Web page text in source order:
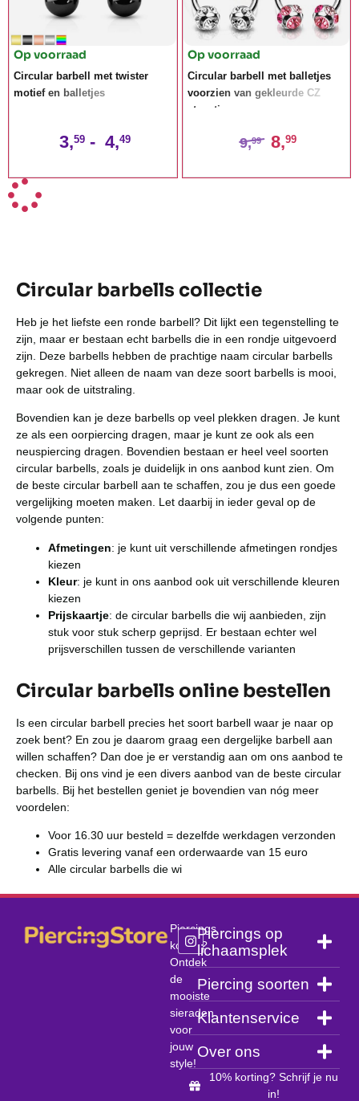
Op voorraad
Circular barbell met twister
motief en balletjes
3,59 - 4,49
Op voorraad
Circular barbell met balletjes
voorzien van gekleurde CZ
steentjes
9,99 8,99
Circular barbells collectie
Heb je het liefste een ronde barbell? Dit lijkt een tegenstelling te
zijn, maar er bestaan echt barbells die in een rondje uitgevoerd
zijn. Deze barbells hebben de prachtige naam circular barbells
gekregen. Niet alleen de naam van deze soort barbells is mooi,
maar ook de uitstraling.
Bovendien kan je deze barbells op veel plekken dragen. Je kunt
ze als een oorpiercing dragen, maar je kunt ze ook als een
neuspiercing dragen. Bovendien bestaan er heel veel soorten
circular barbells, zoals je duidelijk in ons aanbod kunt zien. Om
de beste circular barbell aan te schaffen, zou je dus een goede
vergelijking moeten maken. Let daarbij in ieder geval op de
volgende punten:
Afmetingen: je kunt uit verschillende afmetingen rondjes
kiezen
Kleur: je kunt in ons aanbod ook uit verschillende kleuren
kiezen
Prijskaartje: de circular barbells die wij aanbieden, zijn
stuk voor stuk scherp geprijsd. Er bestaan echter wel
prijsverschillen tussen de verschillende varianten
Circular barbells online bestellen
Is een circular barbell precies het soort barbell waar je naar op
zoek bent? En zou je daarom graag een dergelijke barbell aan
willen schaffen? Dan doe je er verstandig aan om ons aanbod te
checken. Bij ons vind je een divers aanbod van de beste circular
barbells. Bij het bestellen geniet je bovendien van nóg meer
voordelen:
Voor 16.30 uur besteld = dezelfde werkdagen verzonden
Gratis levering vanaf een orderwaarde van 15 euro
Alle circular barbells die wi
Piercings
kopen?
Ontdek
de
mooiste
sieraden
voor
jouw
style!
Piercings op
lichaamsplek
Piercing soorten
Klantenservice
Over ons
10% korting? Schrijf je nu
in!